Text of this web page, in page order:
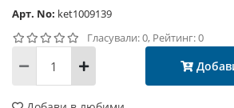
Арт. No: ket1009139
Гласували: 0, Рейтинг: 0